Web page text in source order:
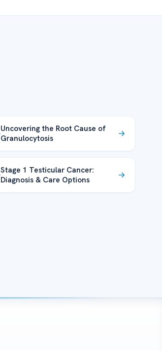
Uncovering the Root Cause of
Granulocytosis
Stage 1 Testicular Cancer:
Diagnosis & Care Options